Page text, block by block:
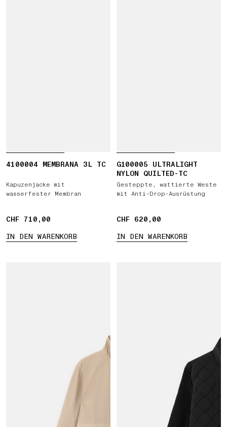
4100004 MEMBRANA 3L TC
Kapuzenjacke mit
wasserfester Membran
CHF 710,00
CHF 710,00
IN DEN WARENKORB
G100005 ULTRALIGHT
NYLON QUILTED-TC
Gesteppte, wattierte Weste
mit Anti-Drop-Ausrüstung
CHF 620,00
CHF 620,00
IN DEN WARENKORB